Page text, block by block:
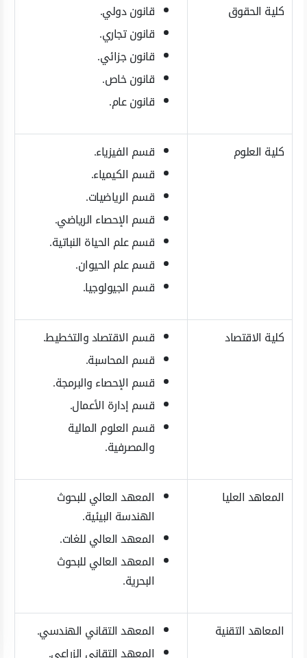
كلية الحقوق
قانون دولي.
قانون تجاري.
قانون جزائي.
قانون خاص.
قانون عام.
كلية العلوم
قسم الفيزياء.
قسم الكيمياء.
قسم الرياضيات.
قسم الإحصاء الرياضي.
قسم علم الحياة النباتية.
قسم علم الحيوان.
قسم الجيولوجيا.
كلية الاقتصاد
قسم الاقتصاد والتخطيط.
قسم المحاسبة.
قسم الإحصاء والبرمجة.
قسم إدارة الأعمال.
قسم العلوم المالية
والمصرفية.
المعاهد العليا
المعهد العالي للبحوث
الهندسة البيئية.
المعهد العالي للغات.
المعهد العالي للبحوث
البحرية.
المعاهد التقنية
المعهد التقاني الهندسي.